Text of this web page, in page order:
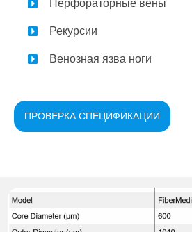
Перфораторные вены
Рекурсии
Венозная язва ноги
ПРОВЕРКА СПЕЦИФИКАЦИИ